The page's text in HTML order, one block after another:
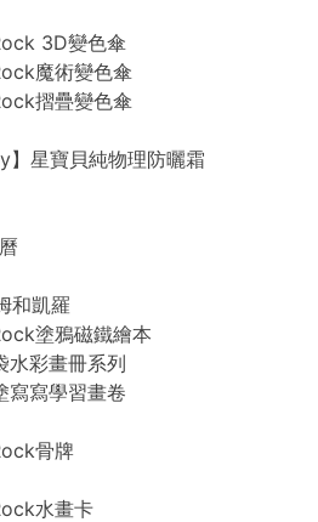
3D變色傘
魔術變色傘
摺疊變色傘
】星寶貝純物理防曬霜
和凱羅
塗鴉磁鐵繪本
水彩畫冊系列
寫寫學習畫卷
骨牌
水畫卡